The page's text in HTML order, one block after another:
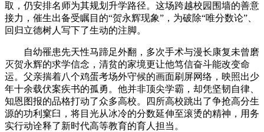
取，仍安排名师为其规划升学路径。这场跨越校园围墙的善意
接力，催生出备受瞩目的“贺永辉现象”，为破除“唯分数论”、
回归立德树人写下了生动的注脚。
自幼罹患先天性马蹄足外翻，多次手术与漫长康复未曾磨
灭贺永辉的求学信念，清贫的家境更让他笃信奋斗能改变命
运。父亲揣着八个鸡蛋考场外守候的画面刷屏网络，映照出少
年十余载伏案疾书的孤勇。他并非顶尖学霸，却凭坚韧自律、
知恩图报的品格打动了众多高校。四所高校跳出了争抢高分生
源的功利窠臼，将目光从冰冷的分数延伸至滚烫的精神，用务
实行动诠释了新时代高等教育的育人担当。